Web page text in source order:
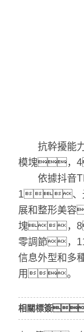
抗幹擾能
模塊，
依據抖音
1、
展和整形美
塊，
零調節，
信息外型和
用。
相關標簽